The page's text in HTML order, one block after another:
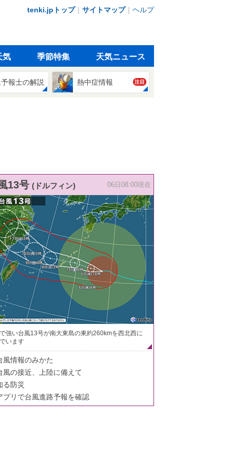
tenki.jpトップ｜ サイトマップ｜ ヘルプ
気 季節特集 天気ニュース
報士の解説 熱中症情報 注目
13号 (ドルフィン) 06日08:00現在
強い台風13号が南大東島の東約260kmを西北西に
います
風情報のみかた
風の接近、上陸に備えて
る防災
プリで台風進路予報を確認